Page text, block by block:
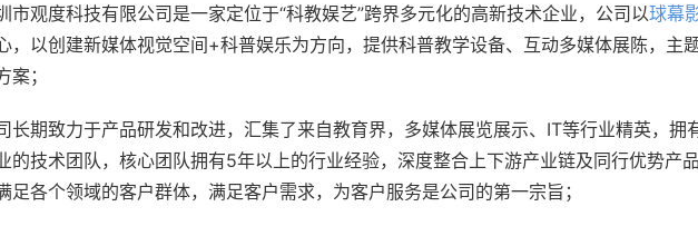
市观度科技有限公司是一家定位于“科教娱艺”跨界多元化的高新技术企业，公司以球幕
，以创建新媒体视觉空间+科普娱乐为方向，提供科普教学设备、互动多媒体展陈，主
案；
长期致力于产品研发和改进，汇集了来自教育界，多媒体展览展示、IT等行业精英，拥
的技术团队，核心团队拥有5年以上的行业经验，深度整合上下游产业链及同行优势产
足各个领域的客户群体，满足客户需求，为客户服务是公司的第一宗旨；